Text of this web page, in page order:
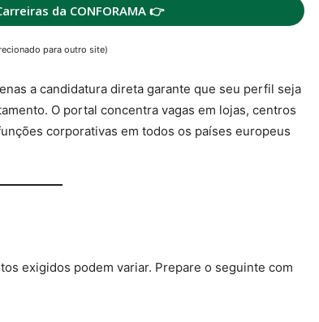
da CONFORAMA 👉
para outro site)
a candidatura direta garante que seu perfil seja
O portal concentra vagas em lojas, centros
corporativas em todos os países europeus
exigidos podem variar. Prepare o seguinte com